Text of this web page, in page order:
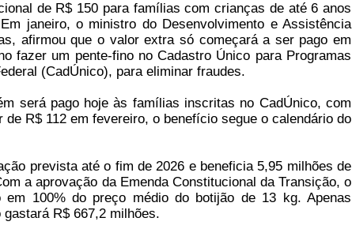
de R$ 150 para famílias com crianças de até 6 anos
janeiro, o ministro do Desenvolvimento e Assistência
afirmou que o valor extra só começará a ser pago em
fazer um pente-fino no Cadastro Único para Programas
(CadÚnico), para eliminar fraudes.
será pago hoje às famílias inscritas no CadÚnico, com
de R$ 112 em fevereiro, o benefício segue o calendário do
prevista até o fim de 2026 e beneficia 5,95 milhões de
a aprovação da Emenda Constitucional da Transição, o
em 100% do preço médio do botijão de 13 kg. Apenas
R$ 667,2 milhões.